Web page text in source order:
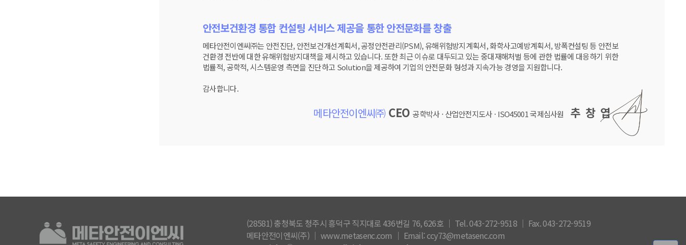
안전보건환경 통합 컨설팅 서비스 제공을 통한 안전문화를 창출
메타안전이엔씨㈜는 안전진단, 안전보건개선계획서, 공정안전관리(PSM), 유해위험방지계획서, 화학사고예방계획서, 방폭컨설팅 등 안전보
건환경 전반에 대한 유해위험방지대책을 제시하고 있습니다. 또한 최근 이슈로 대두되고 있는 중대재해처벌 등에 관한 법률에 대응하기 위한
법률적, 공학적, 시스템운영 측면을 진단하고 Solution을 제공하여 기업의 안전문화 형성과 지속가능 경영을 지원합니다.
감사합니다.
메타안전이엔씨㈜ CEO공학박사 · 산업안전지도사 · ISO45001 국제심사원 추 창 엽
(28581) 충청북도 청주시 흥덕구 직지대로 436번길 76, 626호 │ Tel. 043-272-9518 │ Fax. 043-272-9519
메타안전이엔씨(주) │ www.metasenc.com │ Email: ccy73@metasenc.com